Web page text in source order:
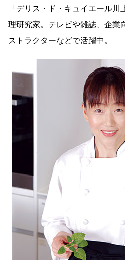
「デリス・ド・キュイエール
理研究家。テレビや雑誌、企業
ストラクターなどで活躍中。